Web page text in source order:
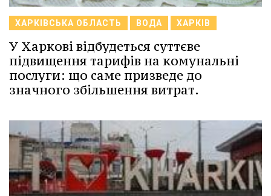
ХАРКІВСЬКА ОБЛАСТЬ ВОДА ХАРКІВ
У Харкові відбудеться суттєве
підвищення тарифів на комунальні
послуги: що саме призведе до
значного збільшення витрат.